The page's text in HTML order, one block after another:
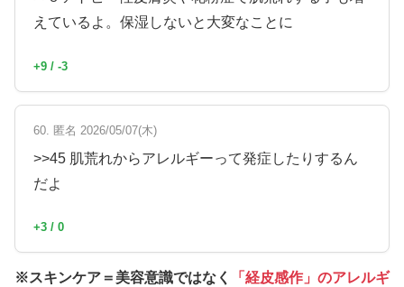
えているよ。保湿しないと大変なことに
+9 / -3
60. 匿名 2026/05/07(木)
>>45 肌荒れからアレルギーって発症したりするん
だよ
+3 / 0
※スキンケア＝美容意識ではなく
「経皮感作」のアレルギ